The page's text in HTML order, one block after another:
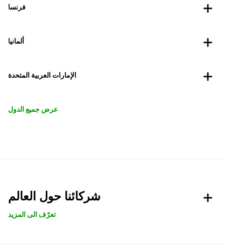
فرنسا
ألمانيا
الإمارات العربية المتحدة
عرض جميع الدول
شركائنا حول العالم
تعرّف الى المزيد